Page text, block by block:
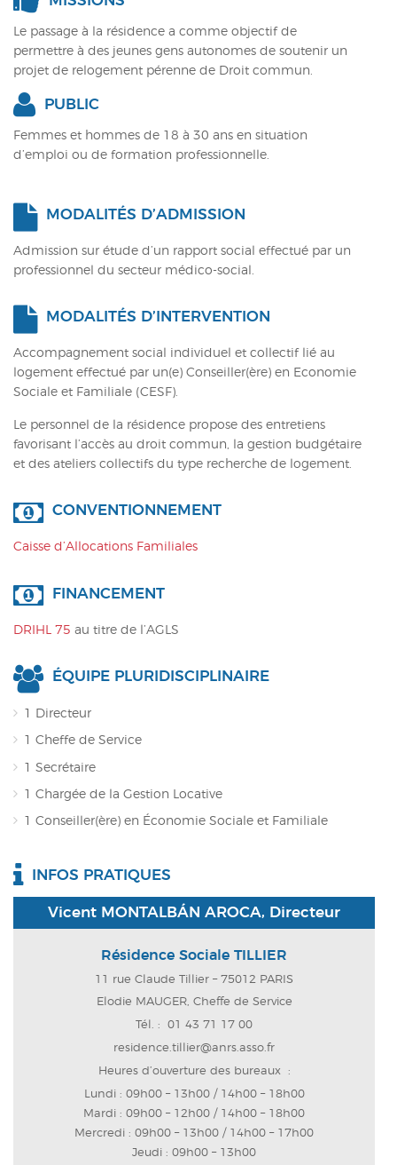
Le passage à la résidence a comme objectif de
permettre à des jeunes gens autonomes de soutenir un
projet de relogement pérenne de Droit commun.
PUBLIC
Femmes et hommes de 18 à 30 ans en situation
d’emploi ou de formation professionnelle.
MODALITÉS D’ADMISSION
Admission sur étude d’un rapport social effectué par un
professionnel du secteur médico-social.
MODALITÉS D’INTERVENTION
Accompagnement social individuel et collectif lié au
logement effectué par un(e) Conseiller(ère) en Economie
Sociale et Familiale (CESF).
Le personnel de la résidence propose des entretiens
favorisant l’accès au droit commun, la gestion budgétaire
et des ateliers collectifs du type recherche de logement.
CONVENTIONNEMENT
Caisse d’Allocations Familiales
FINANCEMENT
DRIHL 75 au titre de l’AGLS
ÉQUIPE PLURIDISCIPLINAIRE
1 Directeur
1 Cheffe de Service
1 Secrétaire
1 Chargée de la Gestion Locative
1 Conseiller(ère) en Économie Sociale et Familiale
INFOS PRATIQUES
Vicent MONTALBÁN AROCA, Directeur
Résidence Sociale TILLIER
11 rue Claude Tillier – 75012 PARIS
Elodie MAUGER, Cheffe de Service
Tél. : 01 43 71 17 00
residence.tillier@anrs.asso.fr
Heures d’ouverture des bureaux :
Lundi : 09h00 – 13h00 / 14h00 – 18h00
Mardi : 09h00 – 12h00 / 14h00 – 18h00
Mercredi : 09h00 – 13h00 / 14h00 – 17h00
Jeudi : 09h00 – 13h00